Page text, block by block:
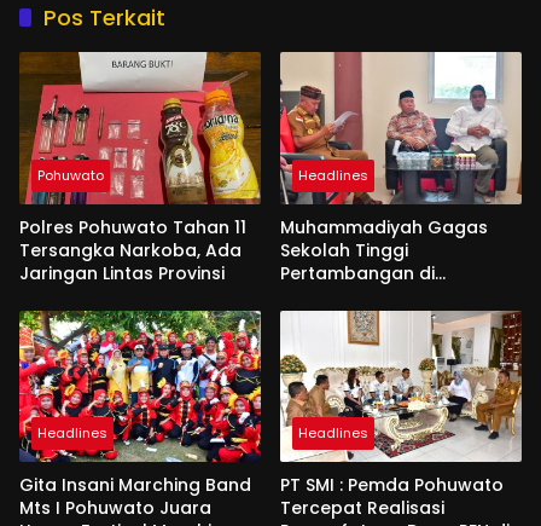
Pos Terkait
Pohuwato
Polres Pohuwato Tahan 11
Tersangka Narkoba, Ada
Jaringan Lintas Provinsi
Headlines
Muhammadiyah Gagas
Sekolah Tinggi
Pertambangan di
Headlines
Gita Insani Marching Band
Mts I Pohuwato Juara
Headlines
PT SMI : Pemda Pohuwato
Tercepat Realisasi